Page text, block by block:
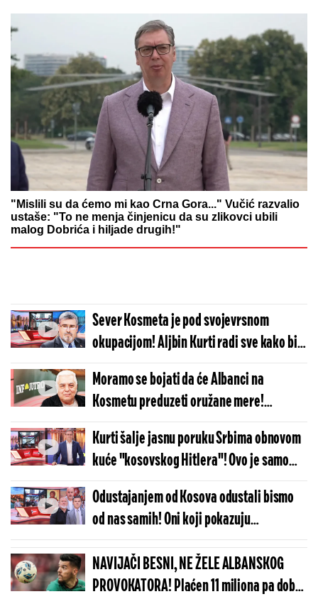
"Mislili su da ćemo mi kao Crna Gora..." Vučić razvalio
ustaše: "To ne menja činjenicu da su zlikovci ubili
malog Dobrića i hiljade drugih!"
Sever Kosmeta je pod svojevrsnom
okupacijom! Aljbin Kurti radi sve kako bi
otežao život Srba na Kosovu i Metohiji!
(VIDEO)
Moramo se bojati da će Albanci na
Kosmetu preduzeti oružane mere!
Međunarodnoj zajednici mir ne ide u
prilog! (VIDEO)
Kurti šalje jasnu poruku Srbima obnovom
kuće "kosovskog Hitlera"! Ovo je samo
jedan od pokazatelja njegove politike!
(VIDEO)
Odustajanjem od Kosova odustali bismo
od nas samih! Oni koji pokazuju
nezapamćeno anticivilizacijsko ponašanje
hoće da nas uče toleranciji! (VIDEO)
NAVIJAČI BESNI, NE ŽELE ALBANSKOG
PROVOKATORA! Plaćen 11 miliona pa dobio